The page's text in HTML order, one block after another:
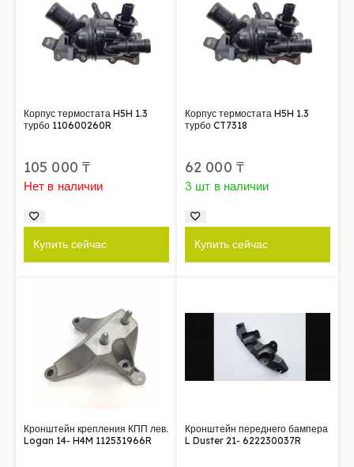
Корпус термостата H5H 1.3
турбо 110600260R
105 000 ₸
Нет в наличии
Купить сейчас
Корпус термостата H5H 1.3
турбо CT7318
62 000 ₸
3 шт в наличии
Купить сейчас
Кронштейн крепления КПП лев.
Logan 14- H4M 112531966R
Кронштейн переднего бампера
L Duster 21- 622230037R